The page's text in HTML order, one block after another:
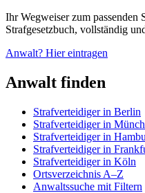
Ihr Wegweiser zum
Strafgesetzbuch, vollständig
Anwalt? Hier eintragen
Anwalt finden
Strafverteidiger in Berlin
Strafverteidiger in
Strafverteidiger in
Strafverteidiger in
Strafverteidiger in Köln
Ortsverzeichnis A–Z
Anwaltssuche mit Filtern